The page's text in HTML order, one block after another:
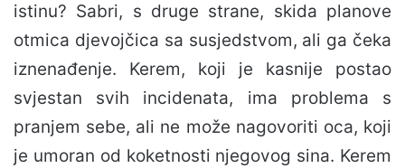
istinu? Sabri, s druge strane, skida planove
otmica djevojčica sa susjedstvom, ali ga čeka
iznenađenje. Kerem, koji je kasnije postao
svjestan svih incidenata, ima problema s
pranjem sebe, ali ne može nagovoriti oca, koji
je umoran od koketnosti njegovog sina. Kerem